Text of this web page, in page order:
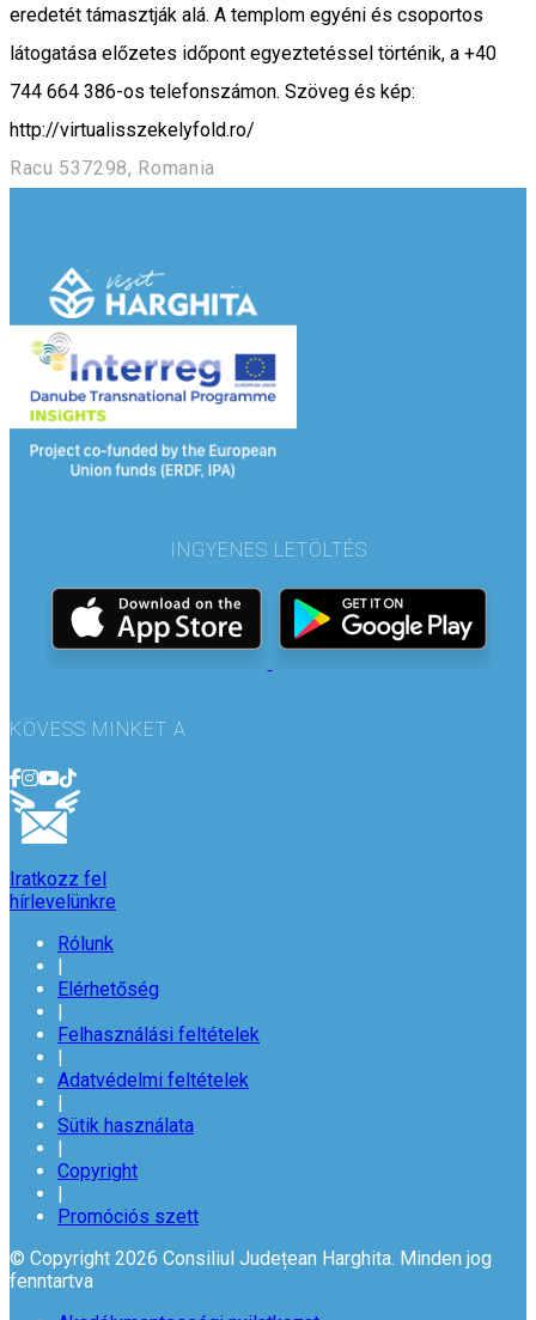
eredetét támasztják alá. A templom egyéni és csoportos
látogatása előzetes időpont egyeztetéssel történik, a +40
744 664 386-os telefonszámon. Szöveg és kép:
http://virtualisszekelyfold.ro/
Racu 537298, Romania
INGYENES LETÖLTÉS
KÖVESS MINKET A
Iratkozz fel
hírlevelünkre
Rólunk
|
Elérhetőség
|
Felhasználási feltételek
|
Adatvédelmi feltételek
|
Sütik használata
|
Copyright
|
Promóciós szett
© Copyright 2026 Consiliul Județean Harghita. Minden jog
fenntartva